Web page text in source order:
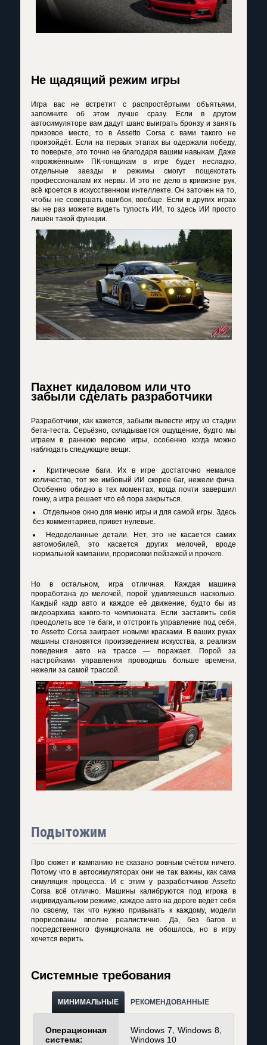
Не щадящий режим игры
Игра вас не встретит с распростёртыми объятьями,
запомните об этом лучше сразу. Если в другом
автосимуляторе вам дадут шанс выиграть бронзу и занять
призовое место, то в Assetto Corsa с вами такого не
произойдёт. Если на первых этапах вы одержали победу,
то поверьте, это точно не благодаря вашим навыкам. Даже
«прожжённым» ПК-гонщикам в игре будет несладко,
отдельные заезды и режимы смогут пощекотать
профессионалам их нервы. И это не дело в кривизне рук,
всё кроется в искусственном интеллекте. Он заточен на то,
чтобы не совершать ошибок, вообще. Если в других играх
вы не раз можете видеть тупость ИИ, то здесь ИИ просто
лишён такой функции.
Пахнет кидаловом или что
забыли сделать разработчики
Разработчики, как кажется, забыли вывести игру из стадии
бета-теста. Серьёзно, складывается ощущение, будто мы
играем в раннюю версию игры, особенно когда можно
наблюдать следующие вещи:
Критические баги. Их в игре достаточно немалое
количество, тот же имбовый ИИ скорее баг, нежели фича.
Особенно обидно в тех моментах, когда почти завершил
гонку, а игра решает что её пора закрыться.
Отдельное окно для меню игры и для самой игры. Здесь
без комментариев, привет нулевые.
Недоделанные детали. Нет, это не касается самих
автомобилей, это касается других мелочей, вроде
нормальной кампании, прорисовки пейзажей и прочего.
Но в остальном, игра отличная. Каждая машина
проработана до мелочей, порой удивляешься насколько.
Каждый кадр авто и каждое её движение, будто бы из
видеоархива какого-то чемпионата. Если заставить себя
преодолеть все те баги, и отстроить управление под себя,
то Assetto Corsa заиграет новыми красками. В ваших руках
машины становятся произведением искусства, а реализм
поведения авто на трассе — поражает. Порой за
настройками управления проводишь больше времени,
нежели за самой трассой.
Подытожим
Про сюжет и кампанию не сказано ровным счётом ничего.
Потому что в автосимуляторах они не так важны, как сама
симуляция процесса. И с этим у разработчиков Assetto
Corsa всё отлично. Машины калибруются под игрока в
индивидуальном режиме, каждое авто на дороге ведёт себя
по своему, так что нужно привыкать к каждому, модели
прорисованы вполне реалистично. Да, без багов и
посредственного функционала не обошлось, но в игру
хочется верить.
Системные требования
МИНИМАЛЬНЫЕ РЕКОМЕНДОВАННЫЕ
Операционная
система:
Windows 7, Windows 8,
Windows 10